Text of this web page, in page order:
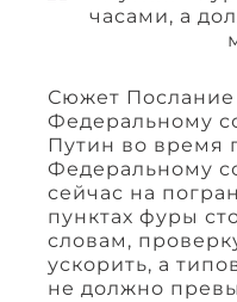
Сюжет Послание
Федеральному
Путин во время
Федеральному
сейчас на
пунктах фуры
словам,
ускорить, а
не должно